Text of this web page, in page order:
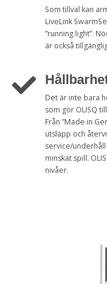
Som tillval kan
LiveLink
”running light”.
är också
Det är inte bara
som gör OLISQ
Från ”Made in
utsläpp och
service/
minskat spill.
nivåer.